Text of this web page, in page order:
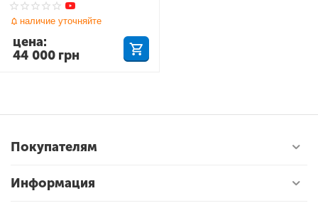
наличие уточняйте
44 000 грн
цена:
Покупателям
Информация